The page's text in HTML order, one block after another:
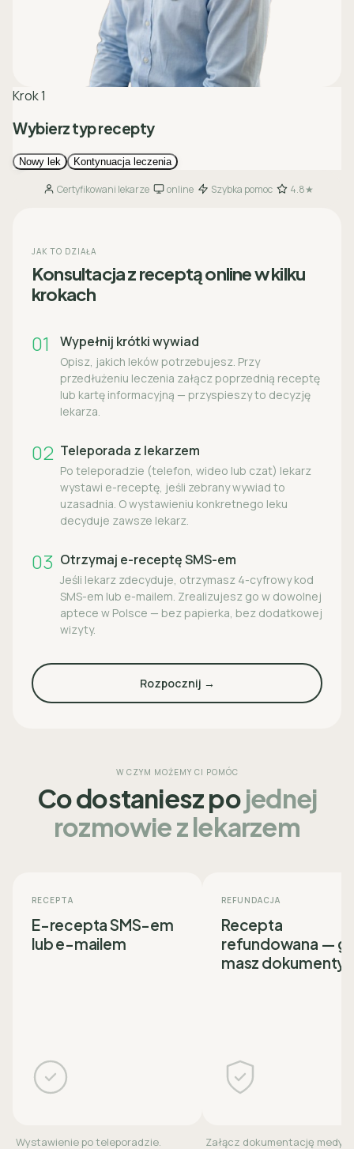
Certyfikowani lekarze· online· Szybka pomoc· 4.8★
JAK TO DZIAŁA
Konsultacja z receptą online w kilku
krokach
01 Wypełnij krótki wywiad
Opisz, jakich leków potrzebujesz. Przy
przedłużeniu leczenia załącz poprzednią receptę
lub kartę informacyjną — przyspieszy to decyzję
lekarza.
02 Teleporada z lekarzem
Po teleporadzie (telefon, wideo lub czat) lekarz
wystawi e-receptę, jeśli zebrany wywiad to
uzasadnia. O wystawieniu konkretnego leku
decyduje zawsze lekarz.
03 Otrzymaj e-receptę SMS-em
Jeśli lekarz zdecyduje, otrzymasz 4-cyfrowy kod
SMS-em lub e-mailem. Zrealizujesz go w dowolnej
aptece w Polsce — bez papierka, bez dodatkowej
wizyty.
Rozpocznij →
W CZYM MOŻEMY CI POMÓC
Co dostaniesz pojednej
rozmowie z lekarzem
RECEPTA
E-recepta SMS-em
lub e-mailem
Wystawienie po teleporadzie.
REFUNDACJA
Recepta
refundowana —
masz dokumenty
Załącz dokumentację